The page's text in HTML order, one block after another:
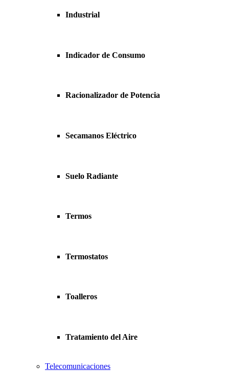
Industrial
Indicador de Consumo
Racionalizador de Potencia
Secamanos Eléctrico
Suelo Radiante
Termos
Termostatos
Toalleros
Tratamiento del Aire
Telecomunicaciones